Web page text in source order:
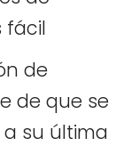
fácil
de
de que se
su última